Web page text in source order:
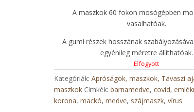
A maszkok 60 fokon mosógépben
vasalhatóak.
A gumi részek hosszának
egyénileg méretre állíthatóak.
Elfogyott
Kategóriák:Apróságok,maszkok, Tavaszi
maszkok Címkék:barnamedve,covid,
korona,mackó,medve, szájmaszk,vírus